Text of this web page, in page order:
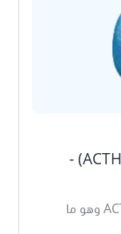
الهرمون المنشِّط للقشرة الكظرية (ACTH) -
تعمل الغُدة النُّخامية على إفراز هرمون ACTH وهو ما